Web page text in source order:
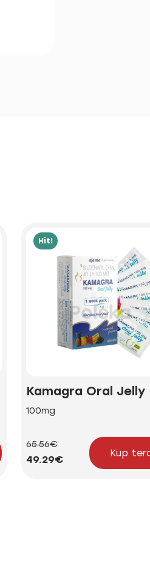
Hit!
Kamagra Oral Jelly
100mg
65.56€
49.29€
Kup